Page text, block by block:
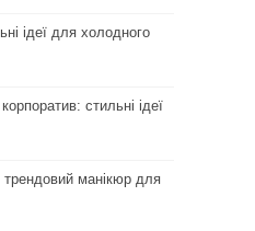
ідеї для холодного
стильні ідеї
трендовий манікюр для